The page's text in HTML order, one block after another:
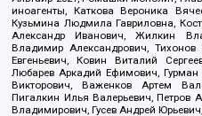
иноагенты, Каткова Вероника
Кузьмина Людмила Гавриловна,
Александр Иванович, Жилкин
Владимир Александрович, Тихонов
Евгеньевич, Ковин Виталий
Любарев Аркадий Ефимович, Гурман
Викторович, Важенков Артем
Пигалкин Илья Валерьевич, Петров
Владимирович, Гусев Андрей